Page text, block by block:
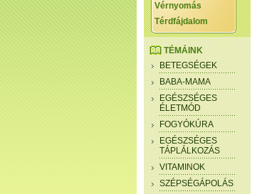
Vérnyomás
Térdfájdalom
TÉMÁINK
BETEGSÉGEK
BABA-MAMA
EGÉSZSÉGES
ÉLETMÓD
FOGYÓKÚRA
EGÉSZSÉGES
TÁPLÁLKOZÁS
VITAMINOK
SZÉPSÉGÁPOLÁS